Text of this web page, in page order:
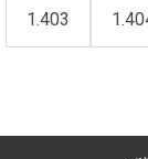
1.403